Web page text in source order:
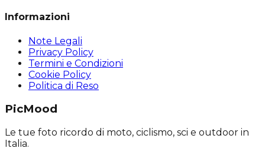
Informazioni
Note Legali
Privacy Policy
Termini e Condizioni
Cookie Policy
Politica di Reso
PicMood
Le tue foto ricordo di moto, ciclismo, sci e outdoor in
Italia.